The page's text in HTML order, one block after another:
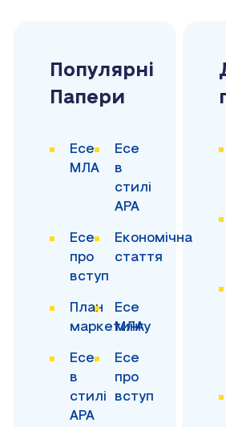
Популярні
Папери
Есе
МЛА
Есе
в
стилі
APA
Есе
про
вступ
Економічна
стаття
План
маркетингу
Есе
МЛА
Есе
в
стилі
APA
Есе
про
вступ